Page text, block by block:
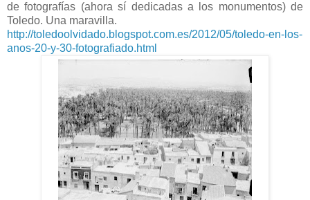
de fotografías (ahora sí dedicadas a los monumentos) de
Toledo. Una maravilla.
http://toledoolvidado.blogspot.com.es/2012/05/toledo-en-los-
anos-20-y-30-fotografiado.html